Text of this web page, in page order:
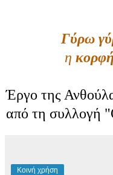
Γύρω
η
Έργο της
από τη συλλογή
Κοινή χρήση